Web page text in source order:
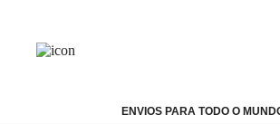
ENVIOS PARA TODO O